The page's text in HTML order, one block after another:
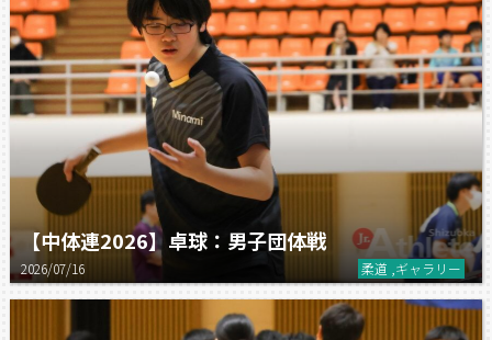
【中体連2026】卓球：男子団体戦
2026/07/16 柔道 ,ギャラリー